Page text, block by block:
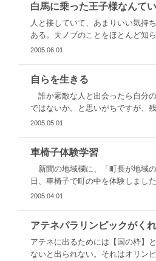
白馬に乗った王子様なんて
人と接していて、あまりいい気持
ある。夫ノブのことをほとんど知
2005.06.01
自らを生きる
誰か素敵な人と出会ったら自分
ではないか。と思いがちですが、
2005.05.01
車椅子体験学習
新聞の地域欄に、「町長が地域
日、車椅子で町の中を体験しまし
2005.04.01
アテネに出るためには【国の枠】
ないと出られない。それはオリン